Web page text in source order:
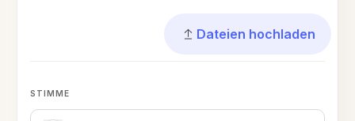
Dateien hochladen
STIMME